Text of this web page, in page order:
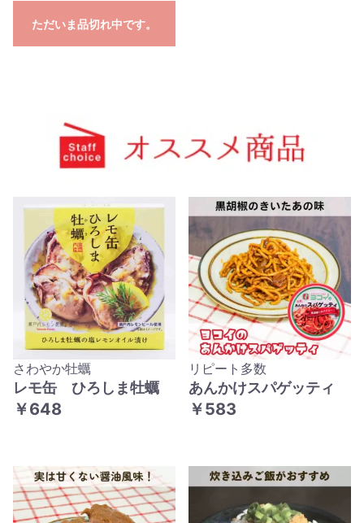
ただいま品切れ中です。
さわやか牡蠣
レモ缶 ひろしま牡蠣
￥648
リピート多数
あんかけスパゲッティ
￥583